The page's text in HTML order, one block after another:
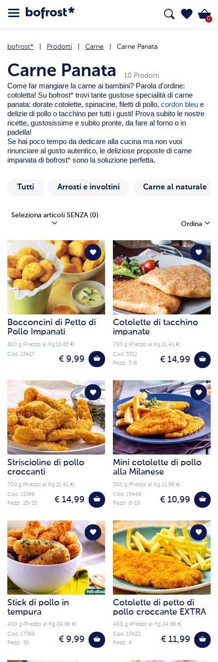
0
bofrost* Prodotti Carne Carne Panata
Carne Panata 10 Prodotti
Come far mangiare la carne ai bambini? Parola d'ordine:
cotoletta! Su bofrost* trovi tante gustose specialità di carne
panata: dorate cotolette, spinacine, filetti di pollo, cordon bleu e
delizie di pollo o tacchino per tutti i gusti! Prova subito le nostre
ricette, gustosissime e subito pronte, da fare al forno o in
padella!
Se hai poco tempo da dedicare alla cucina ma non vuoi
rinunciare al gusto autentico, le deliziose proposte di carne
impanata di bofrost* sono la soluzione perfetta.
Tutti Arrosti e involtini Carne al naturale
Seleziona articoli SENZA (0)
Ordina
Bocconcini di Petto di
Pollo Impanati
600 g (Prezzo al Kg 16.65 €)
€ 9,99
Cod. 15417
Cotolette di tacchino
impanate
700 g (Prezzo al Kg 21.41 €)
€ 14,99
Cod. 5312
Pezzi: 5-8
Striscioline di pollo
croccanti
700 g (Prezzo al Kg 21.41 €)
€ 14,99
Cod. 15396
Pezzi: 25-35
Mini cotolette di pollo
alla Milanese
500 g (Prezzo al Kg 21.98 €)
€ 10,99
Cod. 15448
Pezzi: 8-10
Stick di pollo in
tempura
400 g (Prezzo al Kg 24.98 €)
€ 9,99
Cod. 17369
Pezzi: 30
Cotolette di petto di
pollo croccante EXTRA
480 g (Prezzo al Kg 24.98 €)
€ 11,99
Cod. 15422
Pezzi: 4